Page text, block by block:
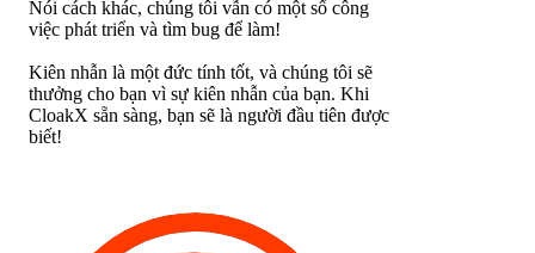
Nói cách khác, chúng tôi vẫn có một số công
việc phát triển và tìm bug để làm!
Kiên nhẫn là một đức tính tốt, và chúng tôi sẽ
thưởng cho bạn vì sự kiên nhẫn của bạn. Khi
CloakX sẵn sàng, bạn sẽ là người đầu tiên được
biết!